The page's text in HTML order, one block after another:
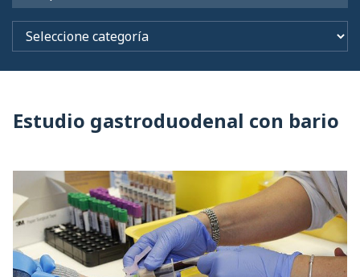
Estudio gastroduodenal con bario